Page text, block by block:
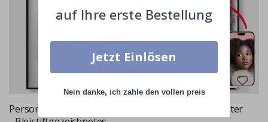
Personalisiertes Poster
Personalisiertes Poster
auf Ihre erste Bestellung
Jetzt Einlösen
Nein danke, ich zahle den vollen preis